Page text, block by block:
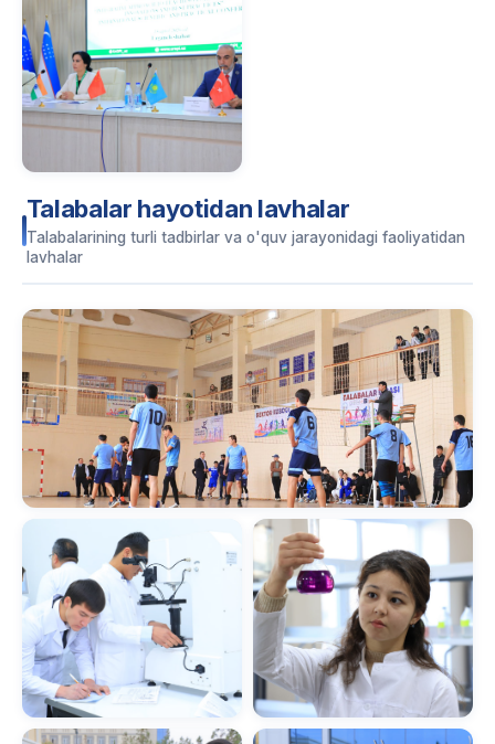
Talabalar hayotidan lavhalar
Talabalarining turli tadbirlar va o'quv jarayonidagi faoliyatidan
lavhalar